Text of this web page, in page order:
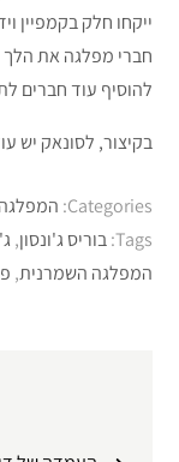
ייקחו חלק בקמפיין
חברי מפלגה את הלך
להוסיף עוד חברים
בקיצור, לסונאק יש
Categories:
Tags: בוריס ג'ונסון,
המפלגה השמרנית,